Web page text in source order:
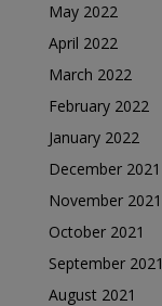
May 2022
April 2022
March 2022
February 2022
January 2022
December 2021
November 2021
October 2021
September 2021
August 2021